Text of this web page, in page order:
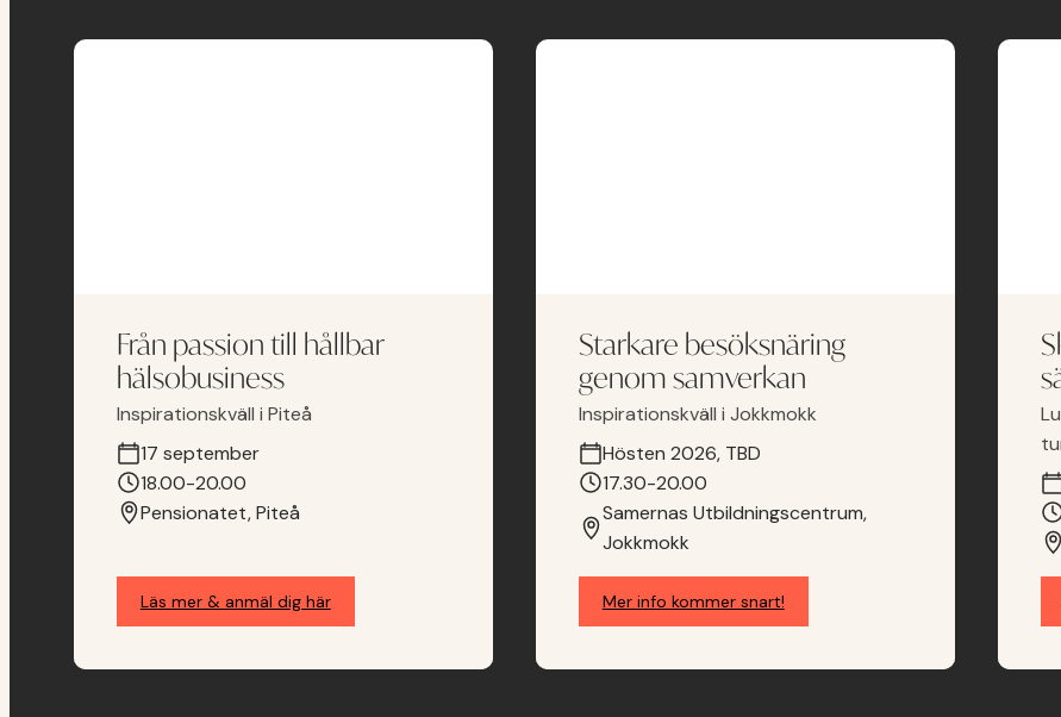
Från passion till hållbar
hälsobusiness
Inspirationskväll i Piteå
17 september
18.00-20.00
Pensionatet, Piteå
Läs mer & anmäl dig här
Starkare besöksnäring
genom samverkan
Inspirationskväll i Jokkmokk
Hösten 2026, TBD
17.30-20.00
Samernas Utbildningscentrum,
Jokkmokk
Mer info kommer snart!